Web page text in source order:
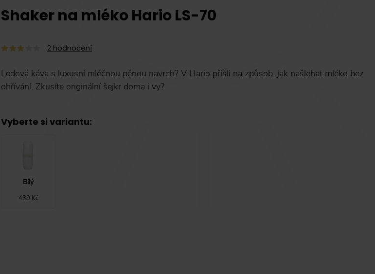
Shaker na mléko Hario LS-70
2 hodnocení
Ledová káva s luxusní mléčnou pěnou navrch? V Hario přišli na způsob, jak našlehat mléko bez
ohřívání. Zkusíte originální šejkr doma i vy?
Vyberte si variantu:
Bílý
439 Kč